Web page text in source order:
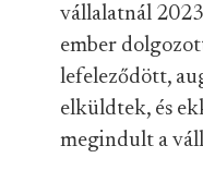
vállalatnál
ember
lefeleződött,
elküldtek, és
megindult a